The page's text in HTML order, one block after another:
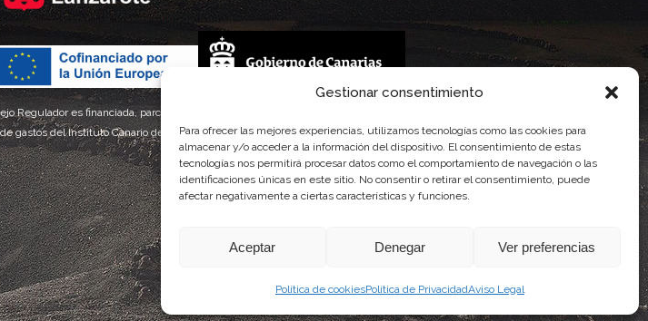
Gestionar consentimiento
Para ofrecer las mejores experiencias, utilizamos tecnologías como las cookies para
almacenar y/o acceder a la información del dispositivo. El consentimiento de estas
tecnologías nos permitirá procesar datos como el comportamiento de navegación o las
identificaciones únicas en este sitio. No consentir o retirar el consentimiento, puede
afectar negativamente a ciertas características y funciones.
Aceptar Denegar Ver preferencias
Política de cookiesPolítica de PrivacidadAviso Legal
Regulador es financiada, parcialmente, por el Gobierno de Canarias
gastos del Instituto Canario de Calidad Agroalimentaria